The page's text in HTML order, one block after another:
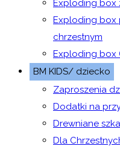
Exploding box
Exploding box
chrzestnym
Exploding box
BM KIDS/ dziecko
Zaproszenia
Dodatki na
Drewniane
Dla